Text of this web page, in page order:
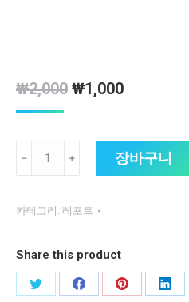
₩2,000 원
격:
₩1,000현
가
격:
레
어
원’을
﹣ ﹢ 장바구니
카테고리: 레포트
Share this product
Share
Share
Share
Share